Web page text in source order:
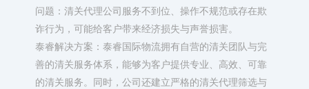
问题：清关代理公司服务不到位、操作不规范或存在欺
诈行为，可能给客户带来经济损失与声誉损害。
泰睿解决方案：泰睿国际物流拥有自营的清关团队与完
善的清关服务体系，能够为客户提供专业、高效、可靠
的清关服务。同时，公司还建立严格的清关代理筛选与